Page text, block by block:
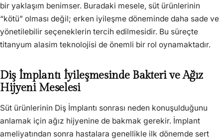
bir yaklaşım benimser. Buradaki mesele, süt ürünlerinin
“kötü” olması değil; erken iyileşme döneminde daha sade ve
yönetilebilir seçeneklerin tercih edilmesidir. Bu süreçte
titanyum alasim teknolojisi de önemli bir rol oynamaktadır.
Diş İmplantı İyileşmesinde Bakteri ve Ağız
Hijyeni Meselesi
Süt ürünlerinin Diş İmplantı sonrası neden konuşulduğunu
anlamak için ağız hijyenine de bakmak gerekir. İmplant
ameliyatından sonra hastalara genellikle ilk dönemde sert